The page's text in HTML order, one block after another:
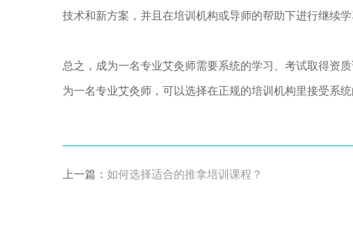
技术和新方案，并且在培训机构或导师的帮助下进行继续学
总之，成为一名专业艾灸师需要系统的学习、考试取得资
为一名专业艾灸师，可以选择在正规的培训机构里接受系
上一篇： 如何选择适合的推拿培训课程？